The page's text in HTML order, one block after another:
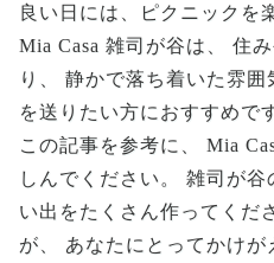
良い日には、ピクニックを
Mia Casa 雑司が谷は、 住
り、 静かで落ち着いた雰
を送りたい方におすすめで
この記事を参考に、 Mia
しんでください。 雑司が
い出をたくさん作ってくだ
が、 あなたにとってかけ